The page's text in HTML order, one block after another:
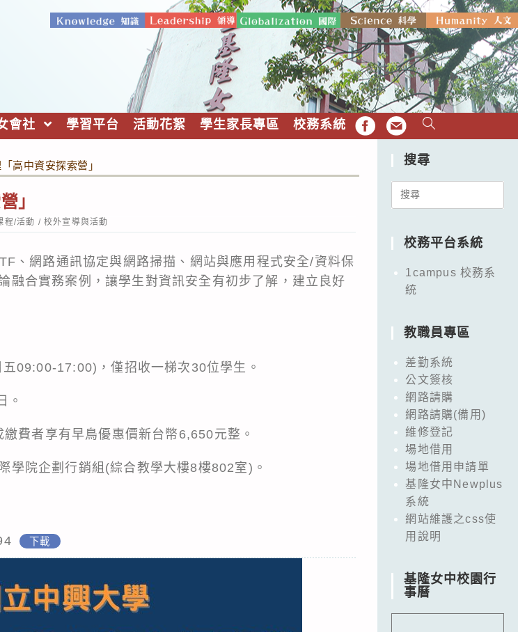
會社 學習平台 活動花絮 學生家長專區 校務系統 FB EMAIL
高中資安探索營」
」
程/活動 / 校外宣導與活動
、網路通訊協定與網路掃描、網站與應用程式安全/資料保
融合實務案例，讓學生對資訊安全有初步了解，建立良好
09:00-17:00)，僅招收一梯次30位學生。
。
費者享有早鳥優惠價新台幣6,650元整。
學院企劃行銷組(綜合教學大樓8樓802室)。
下載
搜尋
Search
校務平台系統
1campus 校務系
統
教職員專區
差勤系統
公文簽核
網路請購
網路請購(備用)
維修登記
場地借用
場地借用申請單
基隆女中Newplus
系統
網站維護之css使
用說明
基隆女中校園行
事曆